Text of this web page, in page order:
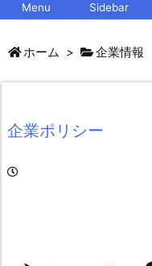
Menu Sidebar
ホーム > 企業情報
企業ポリシー